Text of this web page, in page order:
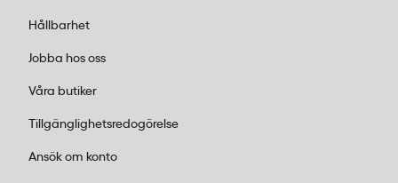
Hållbarhet
Jobba hos oss
Våra butiker
Tillgänglighetsredogörelse
Ansök om konto